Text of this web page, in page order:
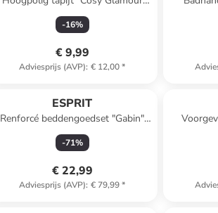
2.0" turquoise
-16%
€ 9,99
Adviesprijs (AVP): € 12,00*
ESPRIT
Renforcé beddengoedset "Gabin"
beige
-71%
€ 22,99
Adviesprijs (AVP): € 79,99*